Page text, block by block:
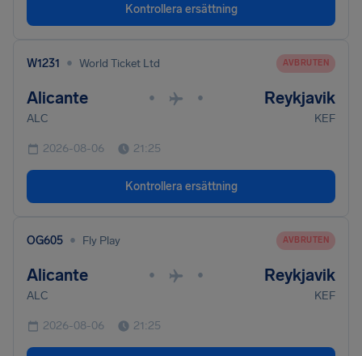
Kontrollera ersättning
W1231 • World Ticket Ltd AVBRUTEN
Alicante • • Reykjavik
ALC KEF
2026-08-06 21:25
Kontrollera ersättning
OG605 • Fly Play AVBRUTEN
Alicante • • Reykjavik
ALC KEF
2026-08-06 21:25